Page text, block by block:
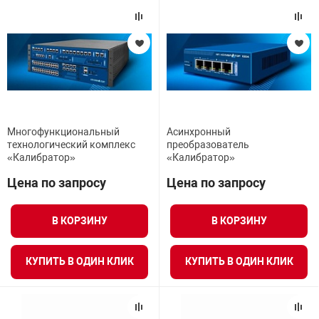
безопасность
оборудование
Многофункциональный
технологический комплекс
«Калибратор»
Цена по запросу
В КОРЗИНУ
КУПИТЬ В ОДИН КЛИК
Асинхронный
преобразователь
«Калибратор»
Цена по запросу
В КОРЗИНУ
КУПИТЬ В ОДИН КЛИК